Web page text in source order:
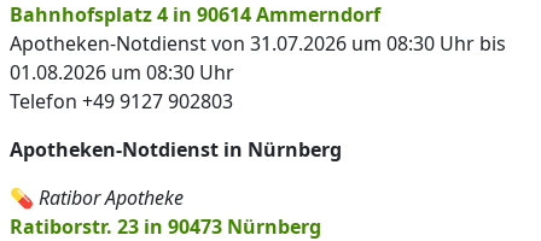
Bahnhofsplatz 4 in 90614 Ammerndorf
Apotheken-Notdienst von 31.07.2026 um 08:30 Uhr bis
01.08.2026 um 08:30 Uhr
Telefon +49 9127 902803
Apotheken-Notdienst in Nürnberg
💊 Ratibor Apotheke
Ratiborstr. 23 in 90473 Nürnberg